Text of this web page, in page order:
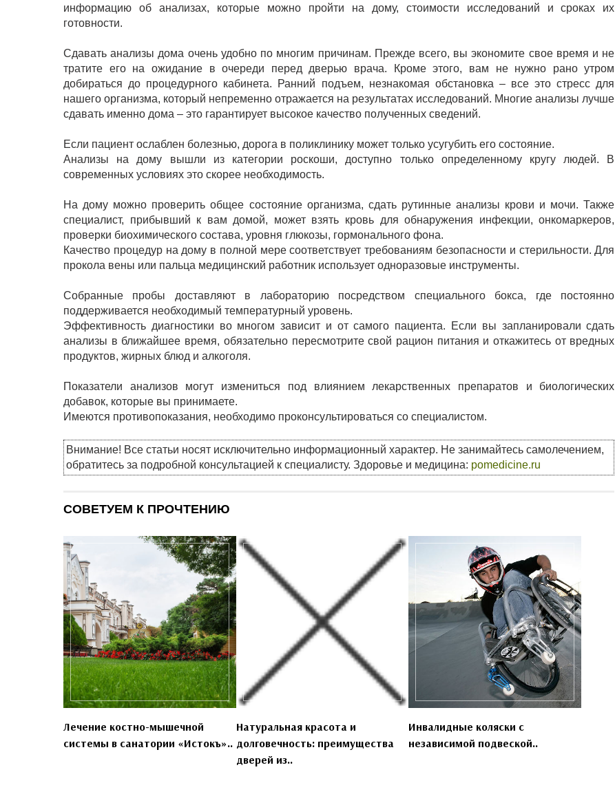
информацию об анализах, которые можно пройти на дому, стоимости исследований и сроках их
готовности.
Сдавать анализы дома очень удобно по многим причинам. Прежде всего, вы экономите свое время и не
тратите его на ожидание в очереди перед дверью врача. Кроме этого, вам не нужно рано утром
добираться до процедурного кабинета. Ранний подъем, незнакомая обстановка – все это стресс для
нашего организма, который непременно отражается на результатах исследований. Многие анализы лучше
сдавать именно дома – это гарантирует высокое качество полученных сведений.
Если пациент ослаблен болезнью, дорога в поликлинику может только усугубить его состояние.
Анализы на дому вышли из категории роскоши, доступно только определенному кругу людей. В
современных условиях это скорее необходимость.
На дому можно проверить общее состояние организма, сдать рутинные анализы крови и мочи. Также
специалист, прибывший к вам домой, может взять кровь для обнаружения инфекции, онкомаркеров,
проверки биохимического состава, уровня глюкозы, гормонального фона.
Качество процедур на дому в полной мере соответствует требованиям безопасности и стерильности. Для
прокола вены или пальца медицинский работник использует одноразовые инструменты.
Собранные пробы доставляют в лабораторию посредством специального бокса, где постоянно
поддерживается необходимый температурный уровень.
Эффективность диагностики во многом зависит и от самого пациента. Если вы запланировали сдать
анализы в ближайшее время, обязательно пересмотрите свой рацион питания и откажитесь от вредных
продуктов, жирных блюд и алкоголя.
Показатели анализов могут измениться под влиянием лекарственных препаратов и биологических
добавок, которые вы принимаете.
Имеются противопоказания, необходимо проконсультироваться со специалистом.
Внимание! Все статьи носят исключительно информационный характер. Не занимайтесь самолечением,
обратитесь за подробной консультацией к специалисту. Здоровье и медицина: pomedicine.ru
СОВЕТУЕМ К ПРОЧТЕНИЮ
Лечение костно-мышечной
системы в санатории «Истокъ»..
Натуральная красота и
долговечность: преимущества
дверей из..
Инвалидные коляски с
независимой подвеской..